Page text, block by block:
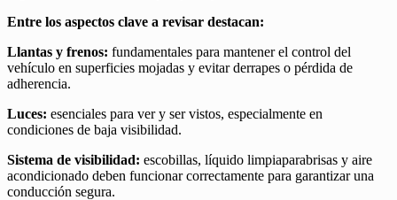
Entre los aspectos clave a revisar destacan:
Llantas y frenos: fundamentales para mantener el control del
vehículo en superficies mojadas y evitar derrapes o pérdida de
adherencia.
Luces: esenciales para ver y ser vistos, especialmente en
condiciones de baja visibilidad.
Sistema de visibilidad: escobillas, líquido limpiaparabrisas y aire
acondicionado deben funcionar correctamente para garantizar una
conducción segura.